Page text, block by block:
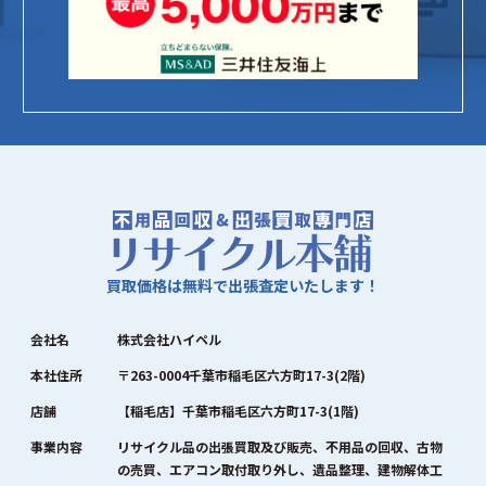
買取価格は無料で出張査定いたします！
会社名
株式会社ハイペル
本社住所
〒263-0004千葉市稲毛区六方町17-3(2階)
店舗
【稲毛店】千葉市稲毛区六方町17-3(1階)
事業内容
リサイクル品の出張買取及び販売、不用品の回収、古物
の売買、エアコン取付取り外し、遺品整理、建物解体工